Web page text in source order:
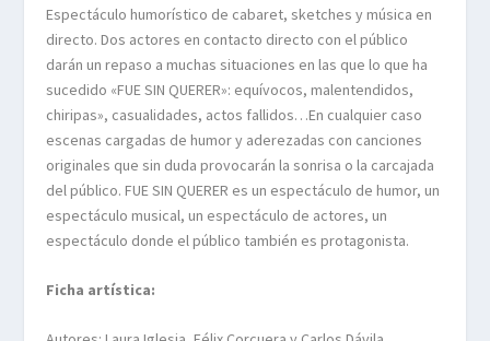
Espectáculo humorístico de cabaret, sketches y música en
directo. Dos actores en contacto directo con el público
darán un repaso a muchas situaciones en las que lo que ha
sucedido «FUE SIN QUERER»: equívocos, malentendidos,
chiripas», casualidades, actos fallidos…En cualquier caso
escenas cargadas de humor y aderezadas con canciones
originales que sin duda provocarán la sonrisa o la carcajada
del público. FUE SIN QUERER es un espectáculo de humor, un
espectáculo musical, un espectáculo de actores, un
espectáculo donde el público también es protagonista.
Ficha artística: